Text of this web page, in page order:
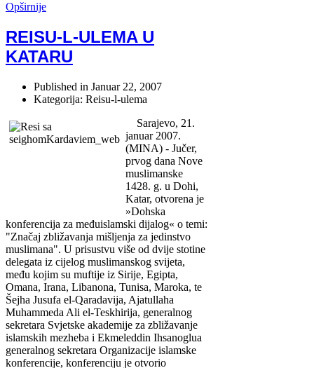
Opširnije
REISU-L-ULEMA U
KATARU
Published in Januar 22, 2007
Kategorija: Reisu-l-ulema
Sarajevo, 21.
januar 2007.
(MINA) - Jučer,
prvog dana Nove
muslimanske
1428. g. u Dohi,
Katar, otvorena je
»Dohska
konferencija za međuislamski dijalog« o temi:
"Značaj zbližavanja mišljenja za jedinstvo
muslimana". U prisustvu više od dvije stotine
delegata iz cijelog muslimanskog svijeta,
među kojim su muftije iz Sirije, Egipta,
Omana, Irana, Libanona, Tunisa, Maroka, te
Šejha Jusufa el-Qaradavija, Ajatullaha
Muhammeda Ali el-Teskhirija, generalnog
sekretara Svjetske akademije za zbližavanje
islamskih mezheba i Ekmeleddin Ihsanoglua
generalnog sekretara Organizacije islamske
konferencije, konferenciju je otvorio